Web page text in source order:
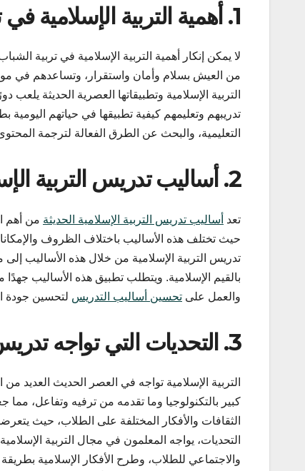
1. أهمية التربية الإسلامية في تربية الشباب
لا يمكن إنكار أهمية التربية الإسلامية في تربية
من العيش بسلام وأمان واستقرار، وتساعدهم في
التربية الإسلامية وتطبيقاتها العصرية الحديثة
تدريبهم وتعليمهم كيفية تطبيقها في حياتهم
التعليمية، والبحث عن الطرق الفعالة لترجمة
2. أساليب تدريس التربية الإسلامية الحديثة
تعد أساليب تدريس التربية الإسلامية الحديثة من أهم
حيث تختلف هذه الأساليب باختلاف الظروف
تدريس التربية الإسلامية من خلال هذه الأساليب إلى
بالقيم الإسلامية. ويتطلب تطبيق هذه الأساليب جهدًا
والعمل على تحسين أساليب التدريس لتحسين جودة
3. التحديات التي تواجه تدريس التربية الإسلامية في العصر الحديث
التربية الإسلامية تواجه في العصر الحديث
كبير بالتكنولوجيا وما تقدمه من ترفيه وتفاعل، مما
الثقافات والأفكار المختلفة على الطلاب، حيث
التحديات، يواجه المعلمون في مجال التربية
والاجتماعي للطلاب، وطرح الأفكار الإسلامية